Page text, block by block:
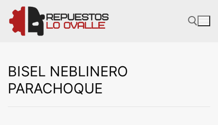
contenido
BISEL NEBLINERO
PARACHOQUE